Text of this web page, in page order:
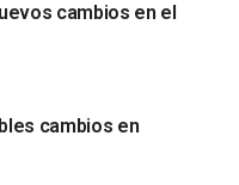
cambios en el
cambios en